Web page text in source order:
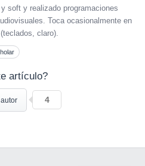
soft y realizado programaciones
Toca ocasionalmente en
claro).
artículo?
4